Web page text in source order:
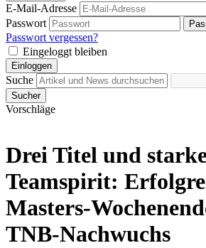
E-Mail-Adresse
Passwort
Passwort vergessen?
Eingeloggt bleiben
Einloggen
Suche
Sucher
Vorschläge
Drei Titel und
Teamspirit:
Masters-
TNB-Nachwuchs